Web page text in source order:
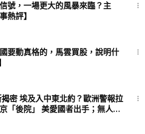
#中國救市
議題，幫助您快速了解市場變化及投資
www.patreon.com/SoundofHopeN
持將是我們創作出好作品的動力。您也
號，一場更大的風暴來臨？主
熱評】
要動真格的，馬雲買股，說明什
密 埃及入中東北約？歐洲警報拉
「後院」 美愛國者出手；無人機
者又現反轉【今日看點】